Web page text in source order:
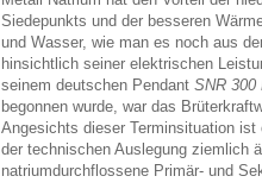
Siedepunkts und der besseren
und Wasser, wie man es noch aus
hinsichtlich seiner elektrischen
seinem deutschen Pendant SNR 300
begonnen wurde, war das
Angesichts dieser Terminsituation
der technischen Auslegung ziemlich
natriumdurchflossene Primär- und